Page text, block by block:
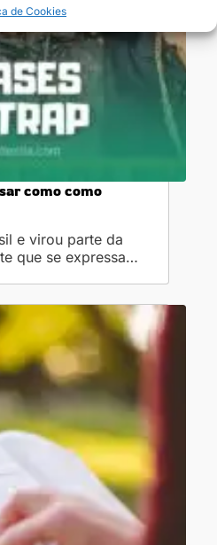
de Cookies
como como
e virou parte da
que se expressa…